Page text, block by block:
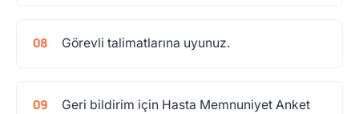
Görevli talimatlarına uyunuz.
Geri bildirim için Hasta Memnuniyet Anket